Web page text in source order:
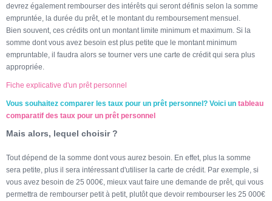
devrez également rembourser des intérêts qui seront définis selon la somme
empruntée, la durée du prêt, et le montant du remboursement mensuel.
Bien souvent, ces crédits ont un montant limite minimum et maximum. Si la
somme dont vous avez besoin est plus petite que le montant minimum
empruntable, il faudra alors se tourner vers une carte de crédit qui sera plus
appropriée.
Fiche explicative d'un prêt personnel
Vous souhaitez comparer les taux pour un prêt personnel? Voici un tableau
comparatif des taux pour un prêt personnel
Mais alors, lequel choisir ?
Tout dépend de la somme dont vous aurez besoin. En effet, plus la somme
sera petite, plus il sera intéressant d'utiliser la carte de crédit. Par exemple, si
vous avez besoin de 25 000€, mieux vaut faire une demande de prêt, qui vous
permettra de rembourser petit à petit, plutôt que devoir rembourser les 25 000€